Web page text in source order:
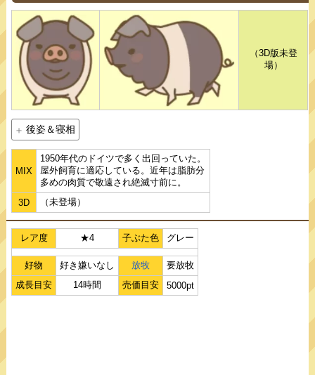
（3D版未登
場）
後姿＆寝相
MIX
1950年代のドイツで多く出回っていた。
屋外飼育に適応している。近年は脂肪分
多めの肉質で敬遠され絶滅寸前に。
3D
（未登場）
レア度 ★4 子ぶた色 グレー
好物 好き嫌いなし 放牧
要放牧
成長目安
14時間 売価目安 5000pt